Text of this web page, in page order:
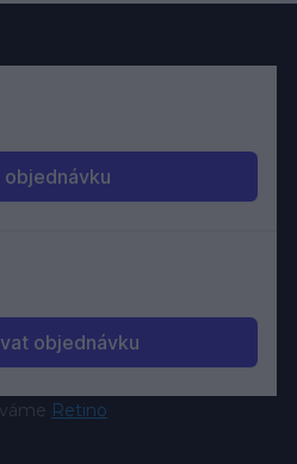
Retino